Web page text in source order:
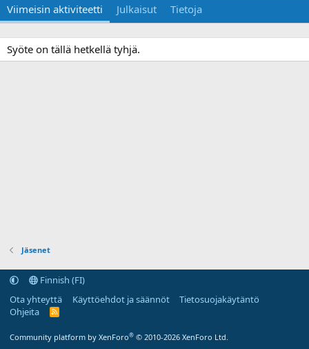
Viimeisin aktiviteetti Julkaisut Tietoja
Syöte on tällä hetkellä tyhjä.
Jäsenet
Finnish (FI)
Ota yhteyttä
Käyttöehdot ja säännöt
Tietosuojakäytäntö
Ohjeita
R
Community platform by XenForo® © 2010-2026 XenForo Ltd.